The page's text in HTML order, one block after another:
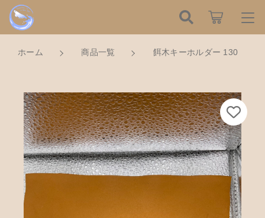
ホーム 商品一覧 餌木キーホルダー 130
カートに商品を追加しました
餌木キーホルダー 130
数量
750円（税込）
ショッピングを続ける
ログイン / 会員登録
お気に入り
新着商品から探す
Tomorrow is a new dayについて
ハンドメイドの餌木（エギ）
餌木キーホルダー
こだわり検索
子カテゴリ
価格帯